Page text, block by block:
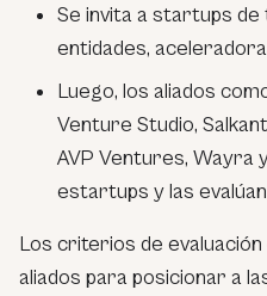
Se invita a startups de
entidades,
Luego, los aliados
Venture Studio,
AVP Ventures, Wayra
estartups y las
Los criterios de
aliados para posicionar a